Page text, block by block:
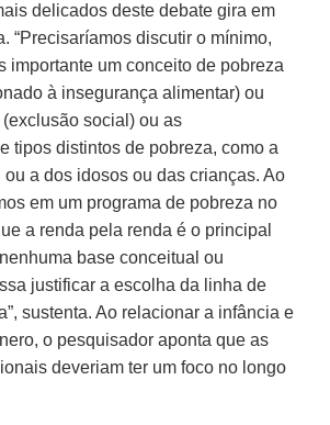
delicados deste debate gira em
“Precisaríamos discutir o mínimo,
importante um conceito de pobreza
à insegurança alimentar) ou
social) ou as
tipos distintos de pobreza, como a
ou a dos idosos ou das crianças. Ao
em um programa de pobreza no
a renda pela renda é o principal
base conceitual ou
justificar a escolha da linha de
sustenta. Ao relacionar a infância e
o pesquisador aponta que as
deveriam ter um foco no longo